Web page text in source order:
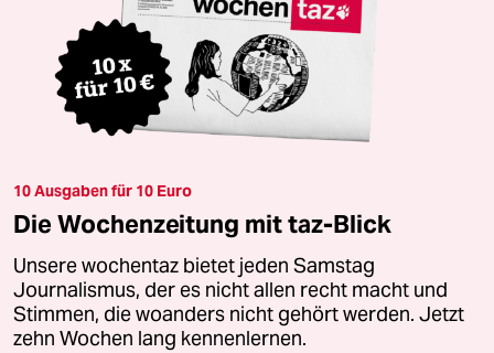
10 Ausgaben für 10 Euro
Die Wochenzeitung mit taz-Blick
Unsere wochentaz bietet jeden Samstag
Journalismus, der es nicht allen recht macht und
Stimmen, die woanders nicht gehört werden. Jetzt
zehn Wochen lang kennenlernen.